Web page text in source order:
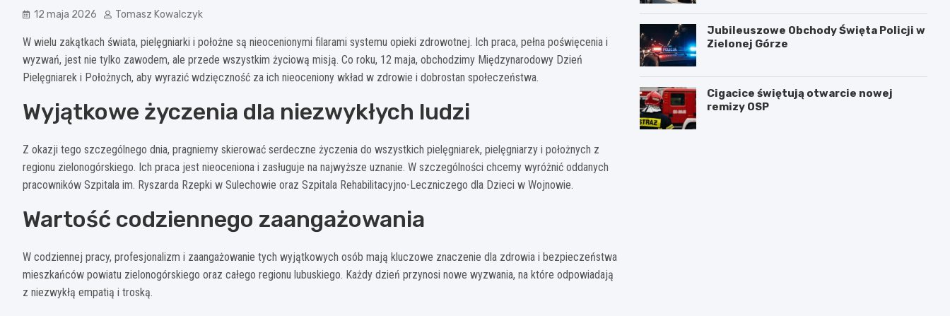
12 maja 2026 Tomasz Kowalczyk
W wielu zakątkach świata, pielęgniarki i położne są nieocenionymi filarami systemu opieki zdrowotnej. Ich praca, pełna poświęcenia i
wyzwań, jest nie tylko zawodem, ale przede wszystkim życiową misją. Co roku, 12 maja, obchodzimy Międzynarodowy Dzień
Pielęgniarek i Położnych, aby wyrazić wdzięczność za ich nieoceniony wkład w zdrowie i dobrostan społeczeństwa.
Wyjątkowe życzenia dla niezwykłych ludzi
Z okazji tego szczególnego dnia, pragniemy skierować serdeczne życzenia do wszystkich pielęgniarek, pielęgniarzy i położnych z
regionu zielonogórskiego. Ich praca jest nieoceniona i zasługuje na najwyższe uznanie. W szczególności chcemy wyróżnić oddanych
pracowników Szpitala im. Ryszarda Rzepki w Sulechowie oraz Szpitala Rehabilitacyjno-Leczniczego dla Dzieci w Wojnowie.
Wartość codziennego zaangażowania
W codziennej pracy, profesjonalizm i zaangażowanie tych wyjątkowych osób mają kluczowe znaczenie dla zdrowia i bezpieczeństwa
mieszkańców powiatu zielonogórskiego oraz całego regionu lubuskiego. Każdy dzień przynosi nowe wyzwania, na które odpowiadają
z niezwykłą empatią i troską.
Jubileuszowe Obchody Święta Policji w
Zielonej Górze
Cigacice świętują otwarcie nowej
remizy OSP